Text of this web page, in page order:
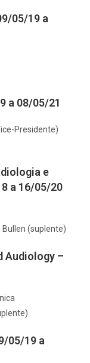
05/19 a
a 08/05/21
Presidente)
e
a 16/05/20
Bullen (suplente)
Audiology –
05/19 a